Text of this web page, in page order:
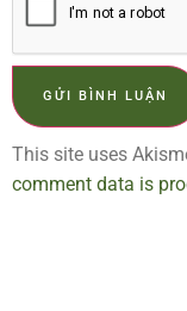
This site uses
comment data is